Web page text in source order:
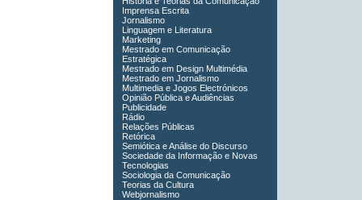
Imprensa Escrita
Jornalismo
Linguagem e Literatura
Marketing
Mestrado em Comunicação
Estratégica
Mestrado em Design Multimédia
Mestrado em Jornalismo
Multimedia e Jogos Electrónicos
Opinião Pública e Audiências
Publicidade
Rádio
Relações Públicas
Retórica
Semiótica e Análise do Discurso
Sociedade da Informação e Novas
Tecnologias
Sociologia da Comunicação
Teorias da Cultura
Webjornalismo